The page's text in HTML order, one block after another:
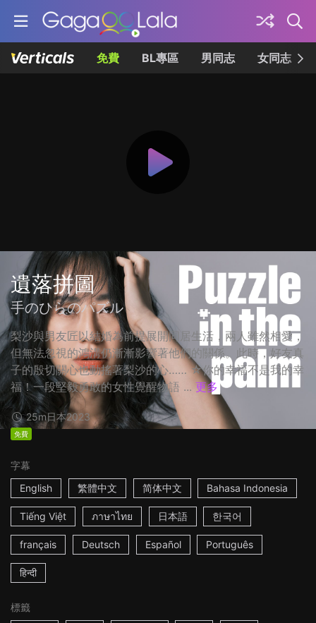
免費 BL專區 男同志 女同志
遺落拼圖
手のひらのパズル
梨沙與男友匠以結婚為前提展開同居生活，兩人雖然相愛，
但無法忽視的鴻溝仍漸漸影響著他們的關係。此時，好友真
子的殷切關心也動搖著梨沙的心…… ☆你的幸福不是我的幸
福！一段堅毅勇敢的女性覺醒物語 ... 更多
25m日本2023
免費
字幕
English
繁體中文 简体中文 Bahasa Indonesia
Tiếng Việt ภาษาไทย 日本語 한국어
français Deutsch Español Português
हिन्दी
標籤